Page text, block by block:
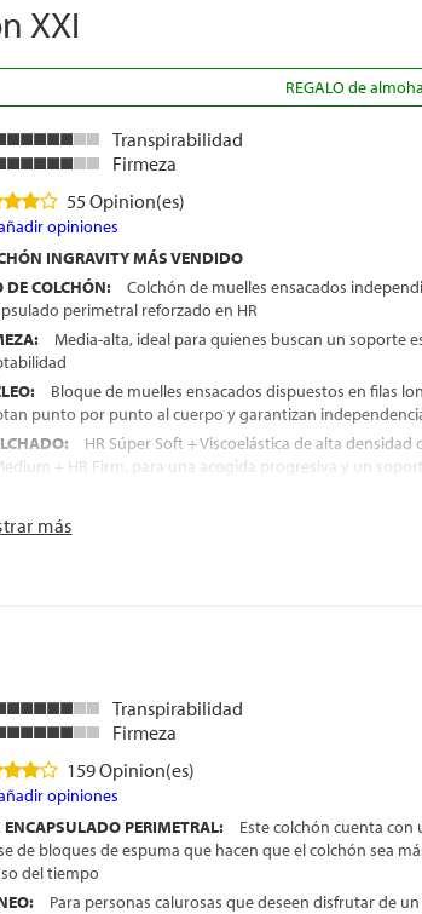
XXI
REGALO de
Transpirabilidad
Firmeza
55 Opinion(es)
opiniones
INGRAVITY MÁS VENDIDO
DE COLCHÓN:
Colchón de muelles ensacados
perimetral reforzado en HR
Media-alta, ideal para quienes buscan un soporte
Bloque de muelles ensacados dispuestos en filas
punto por punto al cuerpo y garantizan
HR Súper Soft + Viscoelástica de alta
+ HR Firm, para una acogida progresiva y un
la adhesión de virus, bacterias y ácaros, garantizando un
y saludable
la firmeza y la durabilidad en el tiempo
+/- 24 cm
ESPAÑOLA:
Control exhaustivo en cada fase
acabados de máxima calidad
más
Transpirabilidad
Firmeza
159 Opinion(es)
opiniones
ENCAPSULADO PERIMETRAL:
Este colchón cuenta
de bloques de espuma que hacen que el colchón sea
del tiempo
Para personas calurosas que deseen disfrutar de